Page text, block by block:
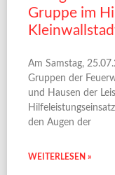
Gruppe im
Am Samstag,
Gruppen der
und Hausen der
den Augen der
WEITERLESEN »